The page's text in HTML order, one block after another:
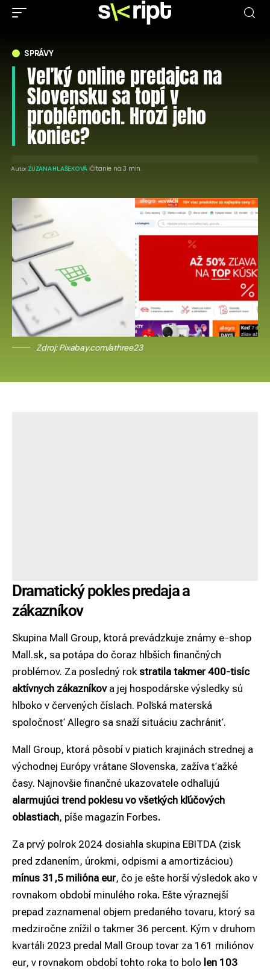
SPRÁVY
Veľký online predajca na
Slovensku sa topí v
problémoch. Hrozí jeho
koniec?
Autor:ZUZANA HLAŠEKOVÁ Čítanie na 3 min.
Zdroj: Pixabay.com/athree23
Dramatický pokles predaja a
zákazníkov
Skupina Mall Group, ktorá prevádzkuje známy e-shop
Mall.sk, sa potápa do čoraz hlbších finančných
problémov. Za posledný rok stratila takmer 400-tisíc
aktívnych zákazníkova jej hospodárske výsledky sú
hlboko v červených číslach. Poľská materská
spoločnosť Allegro sa snaží situáciu zachrániť.
Mall Group, ktorá pôsobí v piatich krajinách strednej a
východnej Európy vrátane Slovenska, zažíva ťažké
časy. Najnovšie finančné ukazovatele odhaľujú
alarmujúci trend poklesu vo všetkých kľúčových
oblastiach, píše magazín Forbes.
Za prvý polrok 2024 dosiahla skupina EBITDA (zisk
pred zdanením, úrokmi, odpismi a amortizáciou)
mínus 31,5 milióna eur, čo je ešte horší výsledok ako v
rovnakom období minulého roka. Ešte výraznejší
prepad zaznamenal objem predaného tovaru, ktorý sa
medziročne znížil o takmer 36 percent. Kým v druhom
kvartáli 2023 predal Mall Group tovar za 161 miliónov
eur, v rovnakom období tohto roka to bolo len 103